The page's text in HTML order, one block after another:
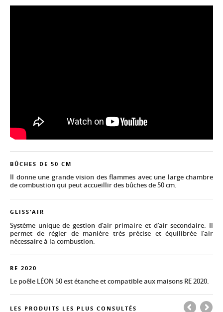
BÛCHES DE 50 CM
Il donne une grande vision des flammes avec une large chambre
de combustion qui peut accueillir des bûches de 50 cm.
GLISS'AIR
Système unique de gestion d’air primaire et d’air secondaire. Il
permet de régler de manière très précise et équilibrée l’air
nécessaire à la combustion.
RE 2020
Le poêle LÉON 50 est étanche et compatible aux maisons RE 2020.
LES PRODUITS LES PLUS CONSULTÉS